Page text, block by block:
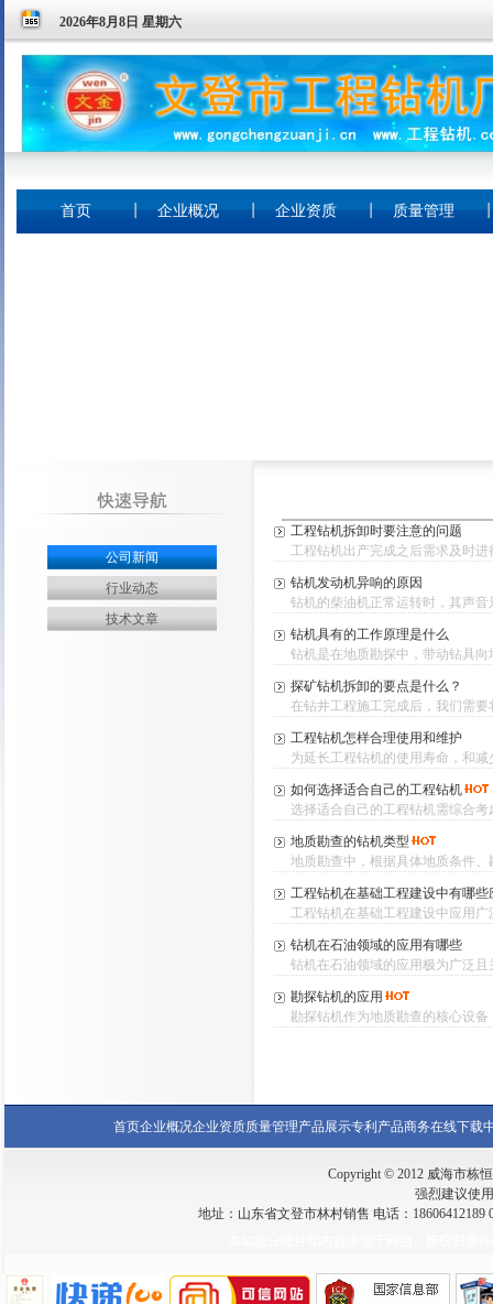
2026年8月8日 星期六
首页 企业概况 企业资质 质量管理
工程钻机拆卸时要注意的问题
工程钻机出产完成之后需求及时
钻机发动机异响的原因
钻机的柴油机正常运转时，其声
钻机具有的工作原理是什么
钻机是在地质勘探中，带动钻具
探矿钻机拆卸的要点是什么？
在钻井工程施工完成后，我们需
工程钻机怎样合理使用和维护
为延长工程钻机的使用寿命，和
如何选择适合自己的工程钻机
选择适合自己的工程钻机需综合
地质勘查的钻机类型
地质勘查中，根据具体地质条件
工程钻机在基础工程建设中有哪些
工程钻机在基础工程建设中应用
钻机在石油领域的应用有哪些
钻机在石油领域的应用极为广泛
勘探钻机的应用
勘探钻机作为地质勘查的核心设
公司新闻
行业动态
技术文章
首页企业概况企业资质质量管理产品展示专利产品商务在线下载
Copyright © 2012 威海市栋
强烈建议使
地址：山东省文登市林村销售 电话：18606412189